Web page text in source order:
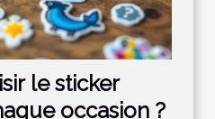
le sticker
occasion ?